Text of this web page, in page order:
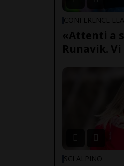
CONFERENCE
«Attenti a
Runavik.
SCI ALPINO